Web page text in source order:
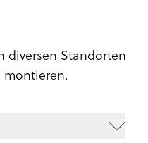
diversen Standorten
montieren.